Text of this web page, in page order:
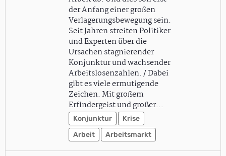
der Anfang einer großen
Verlagerungsbewegung sein.
Seit Jahren streiten Politiker
und Experten über die
Ursachen stagnierender
Konjunktur und wachsender
Arbeitslosenzahlen. / Dabei
gibt es viele ermutigende
Zeichen. Mit großem
Erfindergeist und großer…
Konjunktur
Krise
Arbeit
Arbeitsmarkt